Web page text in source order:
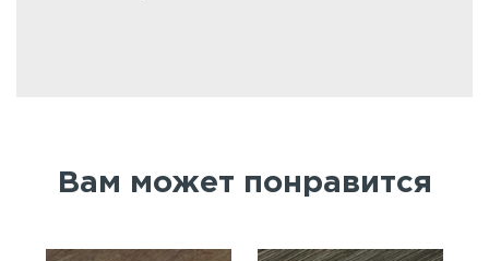
Вам может понравится